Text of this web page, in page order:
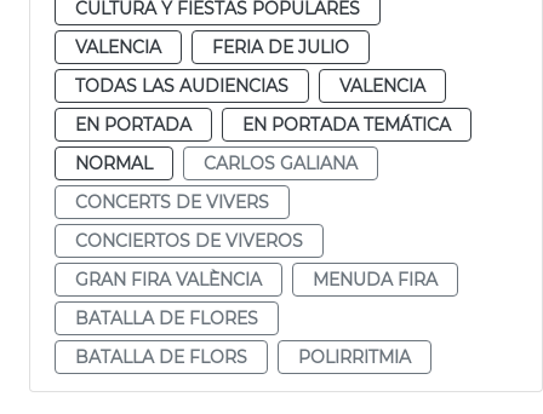
CULTURA Y FIESTAS POPULARES
VALENCIA
FERIA DE JULIO
TODAS LAS AUDIENCIAS
VALENCIA
EN PORTADA
EN PORTADA TEMÁTICA
NORMAL
CARLOS GALIANA
CONCERTS DE VIVERS
CONCIERTOS DE VIVEROS
GRAN FIRA VALÈNCIA
MENUDA FIRA
BATALLA DE FLORES
BATALLA DE FLORS
POLIRRITMIA